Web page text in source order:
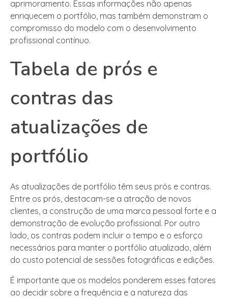
aprimoramento. Essas informações não apenas
enriquecem o portfólio, mas também demonstram o
compromisso do modelo com o desenvolvimento
profissional contínuo.
Tabela de prós e
contras das
atualizações de
portfólio
As atualizações de portfólio têm seus prós e contras.
Entre os prós, destacam-se a atração de novos
clientes, a construção de uma marca pessoal forte e a
demonstração de evolução profissional. Por outro
lado, os contras podem incluir o tempo e o esforço
necessários para manter o portfólio atualizado, além
do custo potencial de sessões fotográficas e edições.
É importante que os modelos ponderem esses fatores
ao decidir sobre a frequência e a natureza das